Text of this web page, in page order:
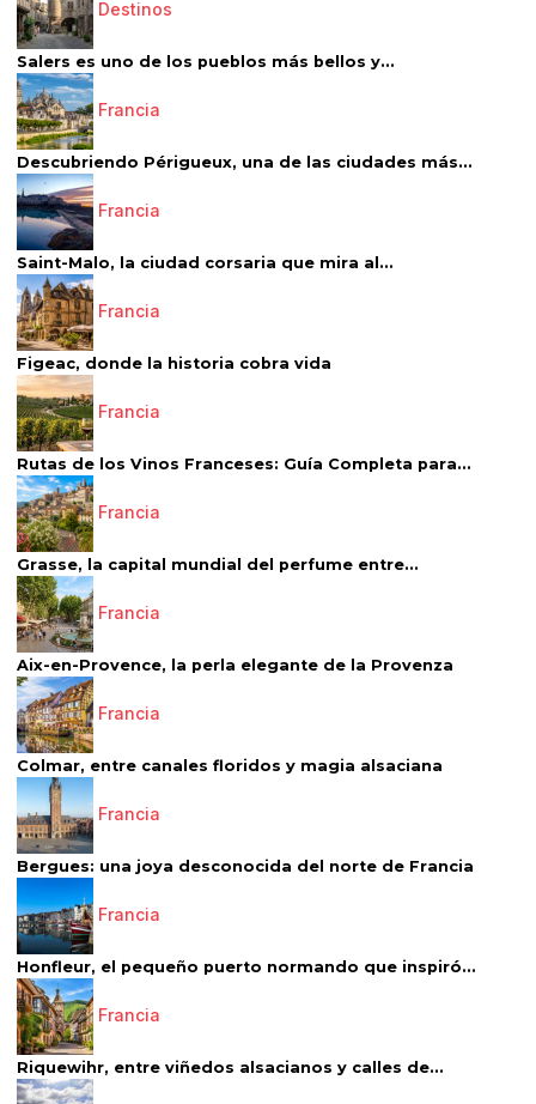
Destinos
Salers es uno de los pueblos más bellos y...
Francia
Descubriendo Périgueux, una de las ciudades más...
Francia
Saint-Malo, la ciudad corsaria que mira al...
Francia
Figeac, donde la historia cobra vida
Francia
Rutas de los Vinos Franceses: Guía Completa para...
Francia
Grasse, la capital mundial del perfume entre...
Francia
Aix-en-Provence, la perla elegante de la Provenza
Francia
Colmar, entre canales floridos y magia alsaciana
Francia
Bergues: una joya desconocida del norte de Francia
Francia
Honfleur, el pequeño puerto normando que inspiró...
Francia
Riquewihr, entre viñedos alsacianos y calles de...